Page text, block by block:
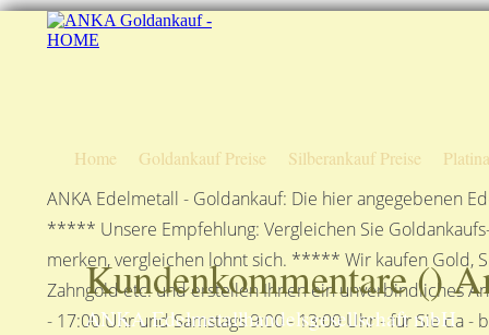
Home Goldankauf Preise Silberankauf Preise
ANKA Edelmetall - Goldankauf: Die hier angegebenen
***** Unsere Empfehlung: Vergleichen Sie
merken, vergleichen lohnt sich. ***** Wir kaufen Gold,
Zahngold etc. und erstellen Ihnen ein unverbindliches
- 17:00 Uhr und Samstags 9:00 - 13:00 Uhr - für Sie
Kundenkommentare ()
ANKA Edelmetallhandelsgesellschaft mbH